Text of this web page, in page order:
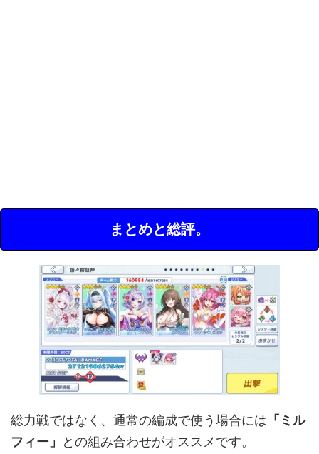
まとめと総評。
総力戦ではなく、通常の編成で使う場合には 「ミル
フィー」
との組み合わせがオススメです。